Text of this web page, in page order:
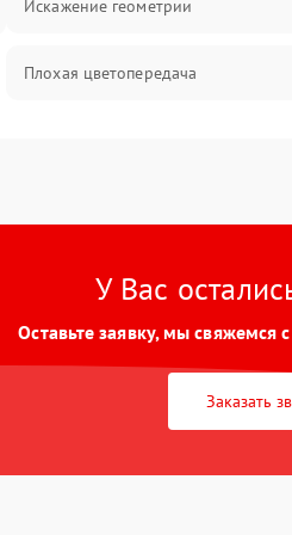
Искажение геометрии
Плохая цветопередача
У Вас
Оставьте заявку, мы
Заказать